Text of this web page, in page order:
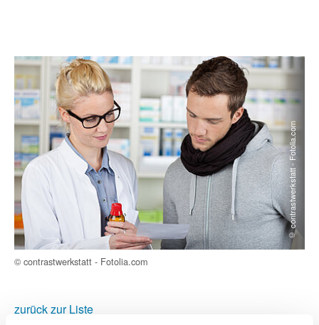
© contrastwerkstatt - Fotolia.com
© contrastwerkstatt - Fotolia.com
zurück zur Liste